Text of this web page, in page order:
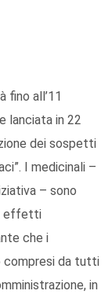
fino all’11
lanciata in 22
dei sospetti
I medicinali –
– sono
effetti
che i
compresi da tutti
in